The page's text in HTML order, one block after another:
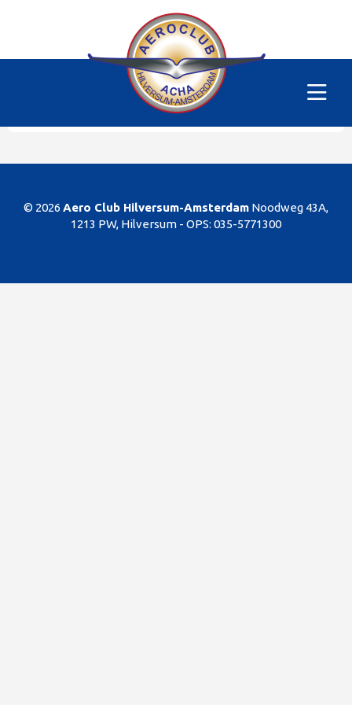
PH-DON
Dit gedeelte van de website is alleen voor de
leden/begunstigers van onze club. Sorry. U kunt
natuurlijk altijd lid worden!
© 2026 Aero Club Hilversum-Amsterdam Noodweg 43A,
1213 PW, Hilversum - OPS: 035-5771300